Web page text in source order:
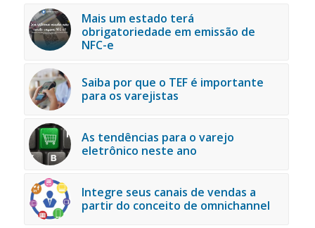
Mais um estado terá
obrigatoriedade em emissão de
NFC-e
Saiba por que o TEF é importante
para os varejistas
As tendências para o varejo
eletrônico neste ano
Integre seus canais de vendas a
partir do conceito de omnichannel